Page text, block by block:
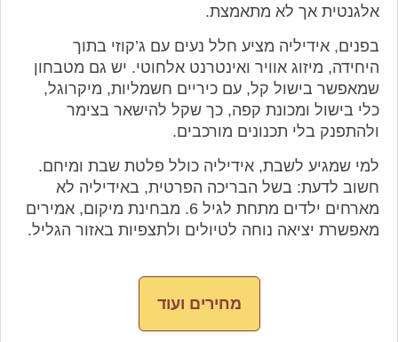
אלגנטית אך לא מתאמצת.
בפנים, אידיליה מציע חלל נעים עם ג’קוזי בתוך
היחידה, מיזוג אוויר ואינטרנט אלחוטי. יש גם מטבחון
שמאפשר בישול קל, עם כיריים חשמליות, מיקרוגל,
כלי בישול ומכונת קפה, כך שקל להישאר בצימר
ולהתפנק בלי תכנונים מורכבים.
למי שמגיע לשבת, אידיליה כולל פלטת שבת ומיחם.
חשוב לדעת: בשל הבריכה הפרטית, באידיליה לא
מארחים ילדים מתחת לגיל 6. מבחינת מיקום, אמירים
מאפשרת יציאה נוחה לטיולים ולתצפיות באזור הגליל.
מחירים ועוד